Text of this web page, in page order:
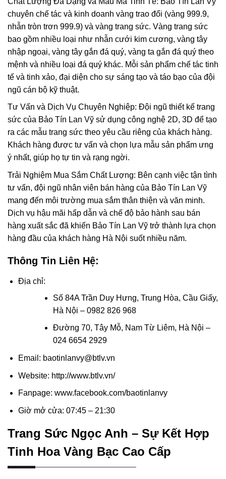
chuyên chế tác và kinh doanh vàng trao đổi (vàng 999.9,
nhẫn tròn trơn 999.9) và vàng trang sức. Vàng trang sức
bao gồm nhiều loại như nhẫn cưới kim cương, vàng tây
nhập ngoại, vàng tây gắn đá quý, vàng ta gắn đá quý theo
mệnh và nhiều loại đá quý khác. Mỗi sản phẩm chế tác tinh
tế và tinh xảo, đại diện cho sự sáng tạo và táo bạo của đội
ngũ cán bộ kỹ thuật.
Tư Vấn và Dịch Vụ Chuyên Nghiệp: Đội ngũ thiết kế trang
sức của Bảo Tín Lan Vỹ sử dụng công nghệ 2D, 3D để tạo
ra các mẫu trang sức theo yêu cầu riêng của khách hàng.
Khách hàng được tư vấn và chọn lựa mẫu sản phẩm ưng
ý nhất, giúp họ tự tin và rạng ngời.
Trải Nghiệm Mua Sắm Chất Lượng: Bên cạnh việc tận tình
tư vấn, đội ngũ nhân viên bán hàng của Bảo Tín Lan Vỹ
mang đến môi trường mua sắm thân thiện và văn minh.
Dịch vụ hậu mãi hấp dẫn và chế độ bảo hành sau bán
hàng xuất sắc đã khiến Bảo Tín Lan Vỹ trở thành lựa chọn
hàng đầu của khách hàng Hà Nội suốt nhiều năm.
Thông Tin Liên Hệ:
Địa chỉ:
Số 84A Trần Duy Hưng, Trung Hòa, Cầu Giấy,
Hà Nội – 0982 826 968
Đường 70, Tây Mỗ, Nam Từ Liêm, Hà Nội –
024 6654 2929
Email: baotinlanvy@btlv.vn
Website: http://www.btlv.vn/
Fanpage: www.facebook.com/baotinlanvy
Giờ mở cửa: 07:45 – 21:30
Trang Sức Ngọc Anh – Sự Kết Hợp
Tinh Hoa Vàng Bạc Cao Cấp